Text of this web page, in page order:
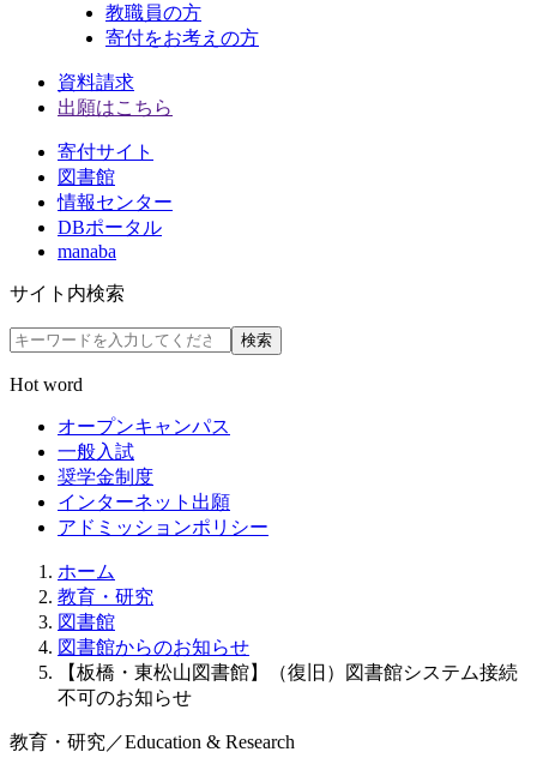
教職員の方
寄付をお考えの方
資料請求
出願はこちら
寄付サイト
図書館
情報センター
DBポータル
manaba
サイト内検索
検索
Hot word
オープンキャンパス
一般入試
奨学金制度
インターネット出願
アドミッションポリシー
ホーム
教育・研究
図書館
図書館からのお知らせ
【板橋・東松山図書館】（復旧）図書館システム接続
不可のお知らせ
教育・研究 ／Education & Research